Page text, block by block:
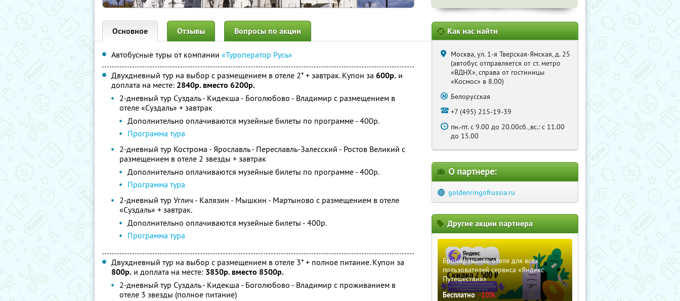
Основное Отзывы Вопросы по акции
Автобусные туры от компании «Туроператор Русь»
Двухдневный тур на выбор с размещением в отеле 2* + завтрак. Купон за 600р. и
доплата на месте: 2840р. вместо 6200р.
2-дневный тур Суздаль - Кидекша - Боголюбово - Владимир с размещением в
отеле «Суздаль» + завтрак
Дополнительно оплачиваются музейные билеты по программе - 400р.
Программа тура
2-дневный тур Кострома - Ярославль - Переславль-Залесский - Ростов Великий с
размещением в отеле 2 звезды + завтрак
Дополнительно оплачиваются музейные билеты по программе - 400р.
Программа тура
2-дневный тур Углич - Калязин - Мышкин - Мартыново с размещением в отеле
«Суздаль» + завтрак.
Дополнительно оплачиваются музейные билеты - 400р.
Программа тура
Двухдневный тур на выбор с размещением в отеле 3* + полное питание. Купон за
800р. и доплата на месте: 3850р. вместо 8500р.
2-дневный тур Суздаль - Кидекша - Боголюбово - Владимир с проживанием в
отеле 3 звезды (полное питание)
Как нас найти
Москва, ул. 1-я Тверская-Ямская, д. 25
(автобус отправляется от ст. метро
«ВДНХ», справа от гостиницы
«Космос» в 8.00)
Белорусская
+7 (495) 215-19-39
пн.-пт. с 9.00 до 20.00сб.,вс.: с 11.00
до 15.00
О партнере:
goldenringofrussia.ru
Другие акции партнера
Бронирование отеля для всех
пользователей сервиса «Яндекс
Путешествия»
Бесплатно -10%